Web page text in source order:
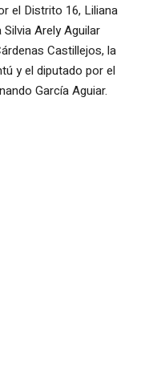
el Distrito 16, Liliana
Arely Aguilar
Castillejos, la
y el diputado por el
García Aguiar.